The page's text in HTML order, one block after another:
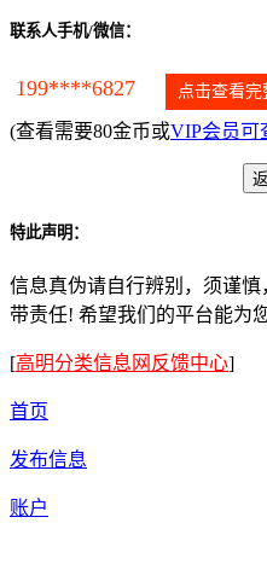
联系人手机/微信：
199****6827 点击查看完
(查看需要80金币或VIP会员可
特此声明：
信息真伪请自行辨别，须谨
带责任! 希望我们的平台能为
[高明分类信息网反馈中心]
首页
发布信息
账户